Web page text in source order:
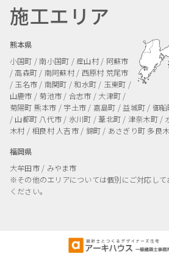
施工エリア
熊本県
小国町 / 南小国町 / 産山村 / 阿蘇市
/ 高森町 / 南阿蘇村 / 西原村 荒尾市
/ 玉名市 / 南関町 / 和水町 / 玉東町 /
山鹿市 / 菊池市 / 合志市 / 大津町 /
菊陽町 熊本市 / 宇土市 / 嘉島町 / 益城町 / 御
/ 山都町 八代市 / 氷川町 / 葦北町 / 津奈木町 /
木村 / 相良村人吉市 / 錦町 / あさぎり町 多良
福岡県
大牟田市 / みやま市
※その他のエリアについては個別にご対応し
ください。